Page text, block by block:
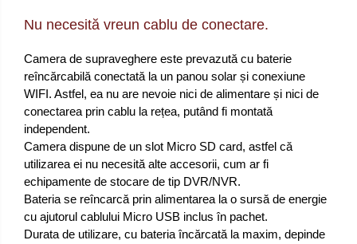
Nu necesită vreun cablu de conectare.
Camera de supraveghere este prevazută cu baterie
reîncărcabilă conectată la un panou solar și conexiune
WIFI. Astfel, ea nu are nevoie nici de alimentare și nici de
conectarea prin cablu la rețea, putând fi montată
independent.
Camera dispune de un slot Micro SD card, astfel că
utilizarea ei nu necesită alte accesorii, cum ar fi
echipamente de stocare de tip DVR/NVR.
Bateria se reîncarcă prin alimentarea la o sursă de energie
cu ajutorul cablului Micro USB inclus în pachet.
Durata de utilizare, cu bateria încărcată la maxim, depinde